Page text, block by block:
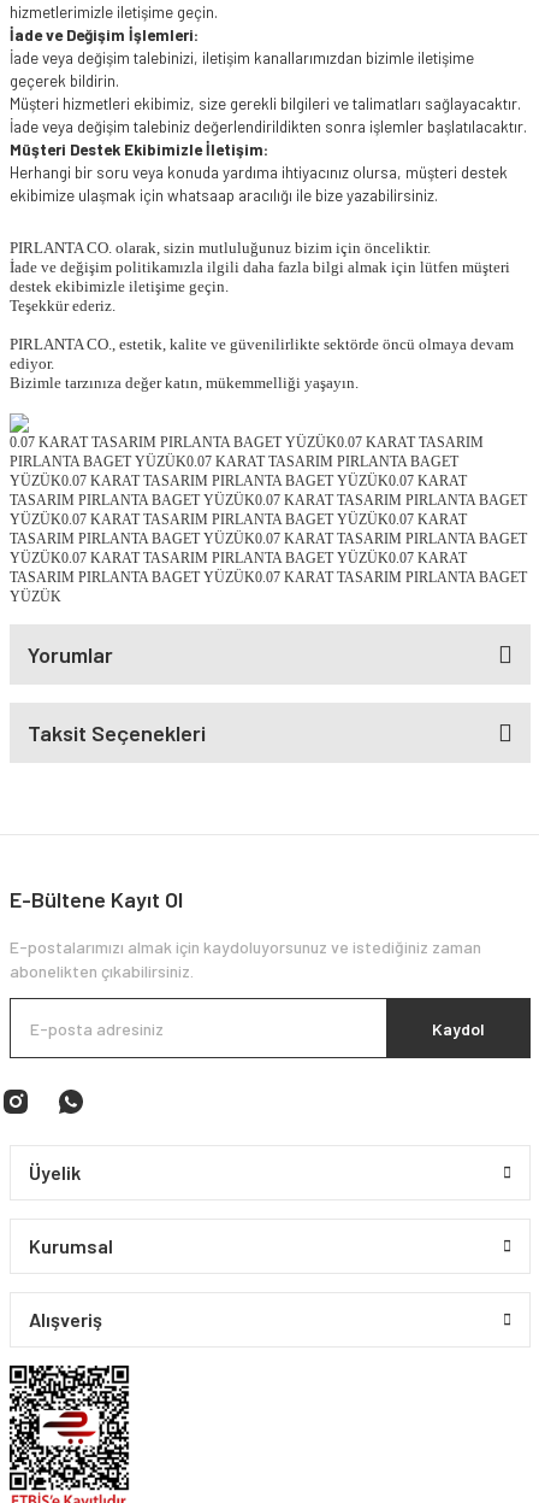
hizmetlerimizle iletişime geçin.
İade ve Değişim İşlemleri:
İade veya değişim talebinizi, iletişim kanallarımızdan bizimle iletişime
geçerek bildirin.
Müşteri hizmetleri ekibimiz, size gerekli bilgileri ve talimatları sağlayacaktır.
İade veya değişim talebiniz değerlendirildikten sonra işlemler başlatılacaktır.
Müşteri Destek Ekibimizle İletişim:
Herhangi bir soru veya konuda yardıma ihtiyacınız olursa, müşteri destek
ekibimize ulaşmak için whatsaap aracılığı ile bize yazabilirsiniz.
PIRLANTA CO. olarak, sizin mutluluğunuz bizim için önceliktir.
İade ve değişim politikamızla ilgili daha fazla bilgi almak için lütfen müşteri
destek ekibimizle iletişime geçin.
Teşekkür ederiz.
PIRLANTA CO., estetik, kalite ve güvenilirlikte sektörde öncü olmaya devam
ediyor.
Bizimle tarzınıza değer katın, mükemmelliği yaşayın.
0.07 KARAT TASARIM PIRLANTA BAGET YÜZÜK0.07 KARAT TASARIM
PIRLANTA BAGET YÜZÜK0.07 KARAT TASARIM PIRLANTA BAGET
YÜZÜK0.07 KARAT TASARIM PIRLANTA BAGET YÜZÜK0.07 KARAT
TASARIM PIRLANTA BAGET YÜZÜK0.07 KARAT TASARIM PIRLANTA BAGET
YÜZÜK0.07 KARAT TASARIM PIRLANTA BAGET YÜZÜK0.07 KARAT
TASARIM PIRLANTA BAGET YÜZÜK0.07 KARAT TASARIM PIRLANTA BAGET
YÜZÜK0.07 KARAT TASARIM PIRLANTA BAGET YÜZÜK0.07 KARAT
TASARIM PIRLANTA BAGET YÜZÜK0.07 KARAT TASARIM PIRLANTA BAGET
YÜZÜK
Yorumlar
Taksit Seçenekleri
E-Bültene Kayıt Ol
E-postalarımızı almak için kaydoluyorsunuz ve istediğiniz zaman
abonelikten çıkabilirsiniz.
Kaydol
Üyelik
Kurumsal
Alışveriş